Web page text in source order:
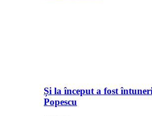
Și la început a fost
Popescu